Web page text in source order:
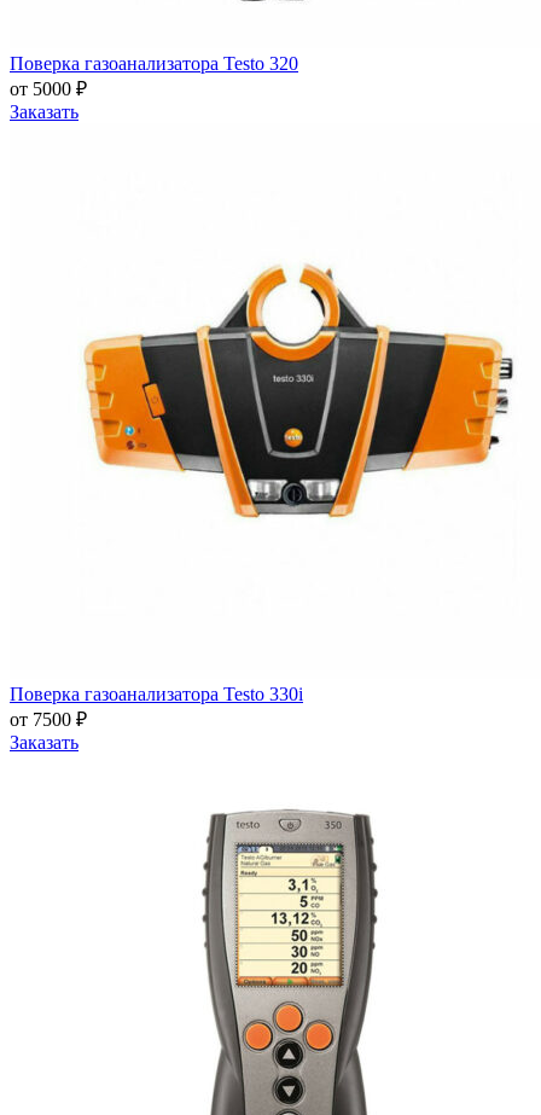
Поверка газоанализатора Testo 320
от 5000 ₽
Заказать
Поверка газоанализатора Testo 330i
от 7500 ₽
Заказать